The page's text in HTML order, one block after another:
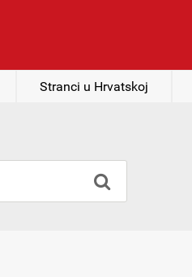
Stranci u Hrvatskoj